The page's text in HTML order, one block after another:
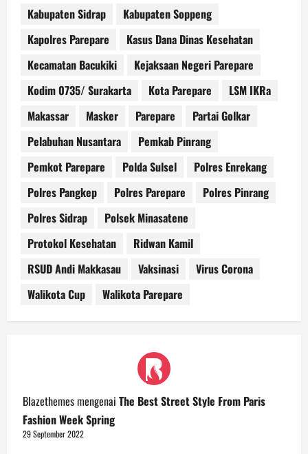
Kabupaten Sidrap
Kabupaten Soppeng
Kapolres Parepare
Kasus Dana Dinas Kesehatan
Kecamatan Bacukiki
Kejaksaan Negeri Parepare
Kodim 0735/ Surakarta
Kota Parepare
LSM IKRa
Makassar
Masker Parepare
Partai Golkar
Pelabuhan Nusantara
Pemkab Pinrang
Pemkot Parepare
Polda Sulsel
Polres Enrekang
Polres Pangkep
Polres Parepare
Polres Pinrang
Polres Sidrap
Polsek Minasatene
Protokol Kesehatan
Ridwan Kamil
RSUD Andi Makkasau
Vaksinasi
Virus Corona
Walikota Cup
Walikota Parepare
Blazethemesmengenai The Best Street Style From Paris
Fashion Week Spring
29 September 2022